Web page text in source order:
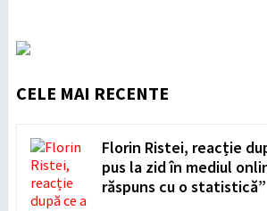
CELE MAI RECENTE
Florin Ristei, reacție
pus la zid în mediul
răspuns cu o statistică”